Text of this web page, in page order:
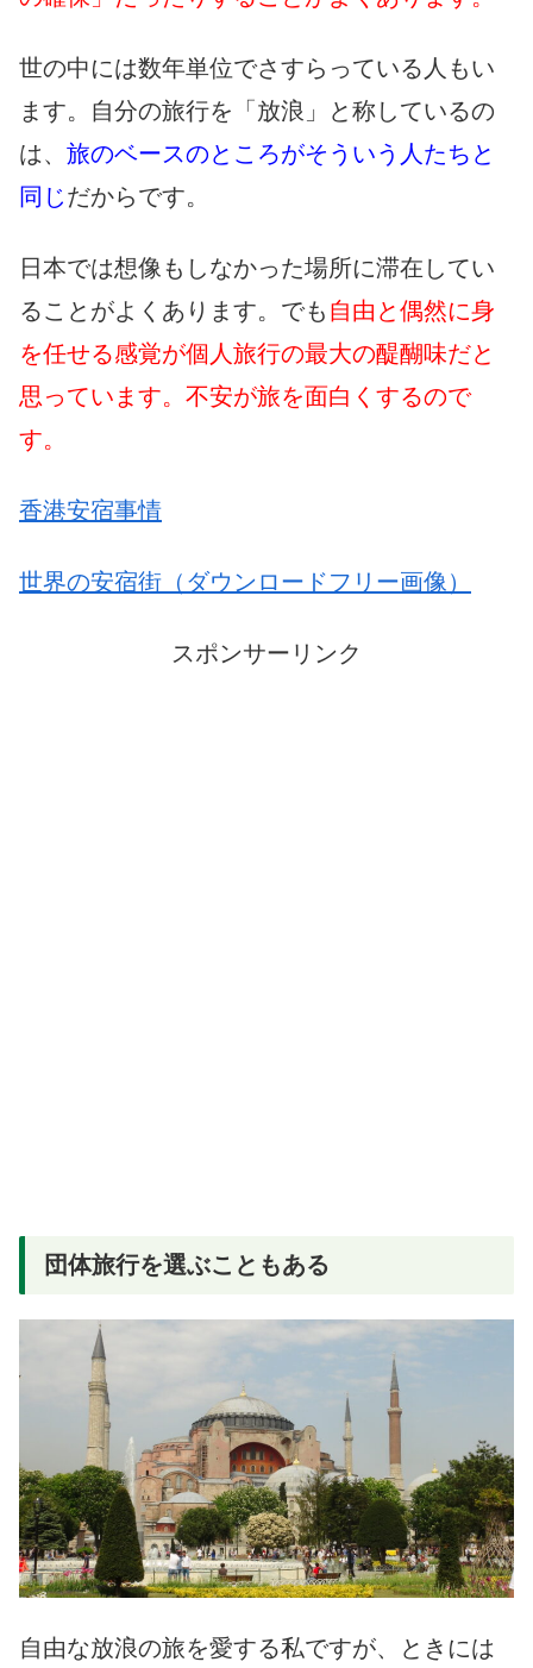
世の中には数年単位でさすらっている人もい
ます。自分の旅行を「放浪」と称しているの
は、 旅のベースのところがそういう人たちと
同じだからです。
日本では想像もしなかった場所に滞在してい
ることがよくあります。でも 自由と偶然に身
を任せる感覚が個人旅行の最大の醍醐味だと
思っています。不安が旅を面白くするので
す。
香港安宿事情
世界の安宿街（ダウンロードフリー画像）
スポンサーリンク
団体旅行を選ぶこともある
自由な放浪の旅を愛する私ですが、ときには